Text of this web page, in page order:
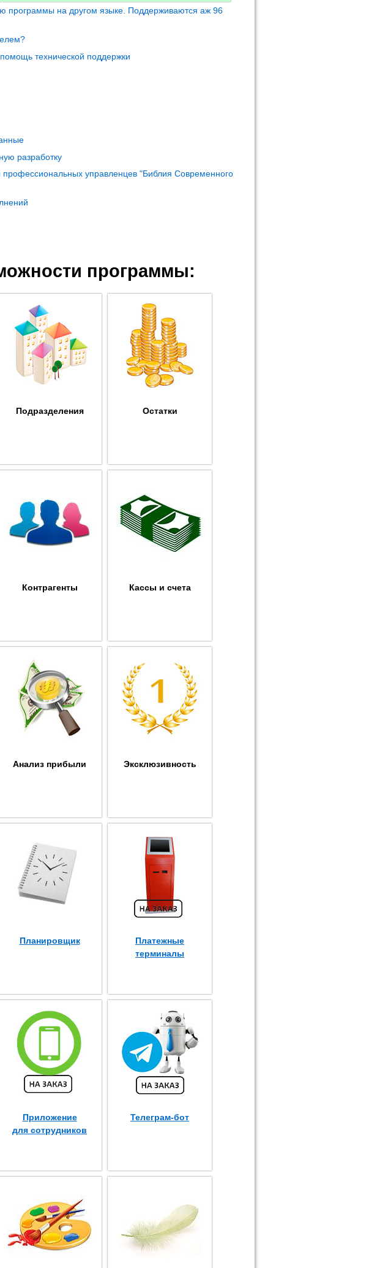
программы на другом языке. Поддерживаются аж 96
технической поддержки
разработку
управленцев "Библия Современного
программы:
Подразделения Остатки
Контрагенты Кассы и счета
Анализ прибыли Эксклюзивность
Планировщик
Платежные
терминалы
Приложение
для сотрудников
Телеграм-бот